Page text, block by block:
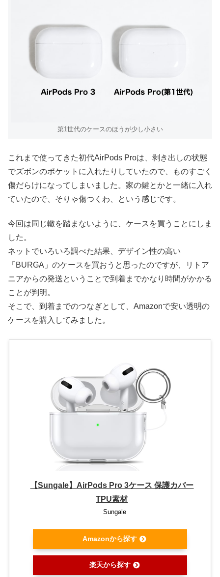
第1世代のケースのほうが少し小さい
これまで使ってきた初代AirPods Proは、剥き出しの状態
でズボンのポケットに入れたりしていたので、ものすごく
傷だらけになってしまいました。家の鍵とかと一緒に入れ
ていたので、そりゃ傷つくわ、という感じです。
今回は同じ轍を踏まないように、ケースを買うことにしま
した。
ネットでいろいろ調べた結果、デザイン性の高い
「BURGA」のケースを買おうと思ったのですが、リトア
ニアからの発送ということで到着までかなり時間がかかる
ことが判明。
そこで、到着までのつなぎとして、Amazonで安い透明の
ケースを購入してみました。
【Sungale】AirPods Pro 3ケース 保護カバー
TPU素材
Sungale
Amazonから探す
楽天から探す